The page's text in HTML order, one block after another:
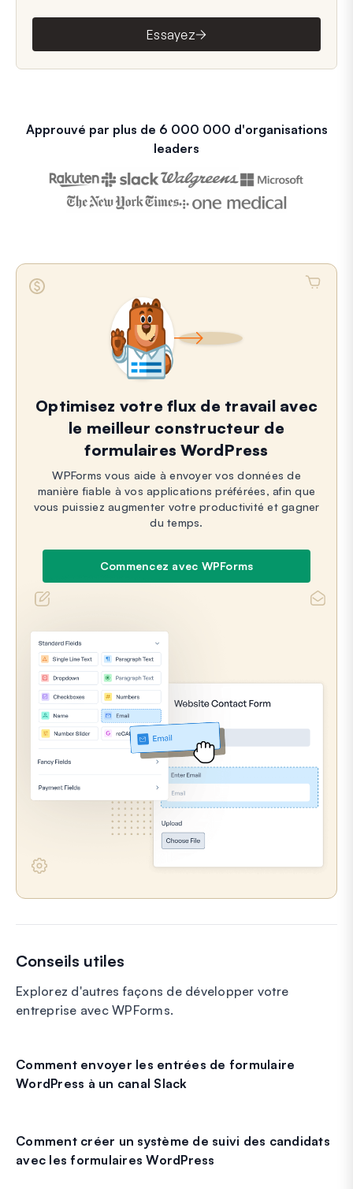
Essayez
Approuvé par plus de 6 000 000 d'organisations
leaders
Optimisez votre flux de travail avec
le meilleur constructeur de
formulaires WordPress
WPForms vous aide à envoyer vos données de
manière fiable à vos applications préférées, afin que
vous puissiez augmenter votre productivité et gagner
du temps.
Commencez avec WPForms
Conseils utiles
Explorez d'autres façons de développer votre
entreprise avec WPForms.
Comment envoyer les entrées de formulaire
WordPress à un canal Slack
Comment créer un système de suivi des candidats
avec les formulaires WordPress